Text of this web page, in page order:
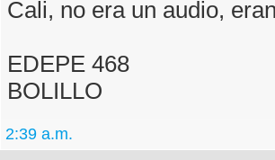
Cali, no era un audio,
EDEPE 468
BOLILLO
2:39 a.m.